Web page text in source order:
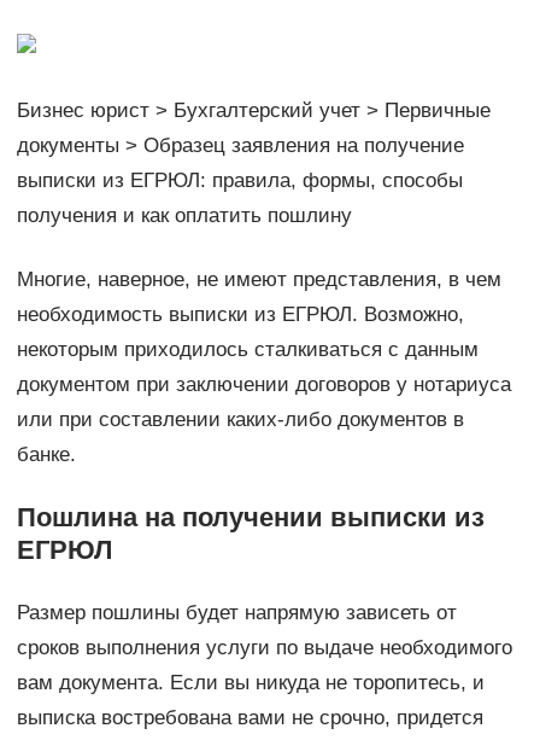
Бизнес юрист > Бухгалтерский учет > Первичные
документы > Образец заявления на получение
выписки из ЕГРЮЛ: правила, формы, способы
получения и как оплатить пошлину
Многие, наверное, не имеют представления, в чем
необходимость выписки из ЕГРЮЛ. Возможно,
некоторым приходилось сталкиваться с данным
документом при заключении договоров у нотариуса
или при составлении каких-либо документов в
банке.
Пошлина на получении выписки из
ЕГРЮЛ
Размер пошлины будет напрямую зависеть от
сроков выполнения услуги по выдаче необходимого
вам документа. Если вы никуда не торопитесь, и
выписка востребована вами не срочно, придется